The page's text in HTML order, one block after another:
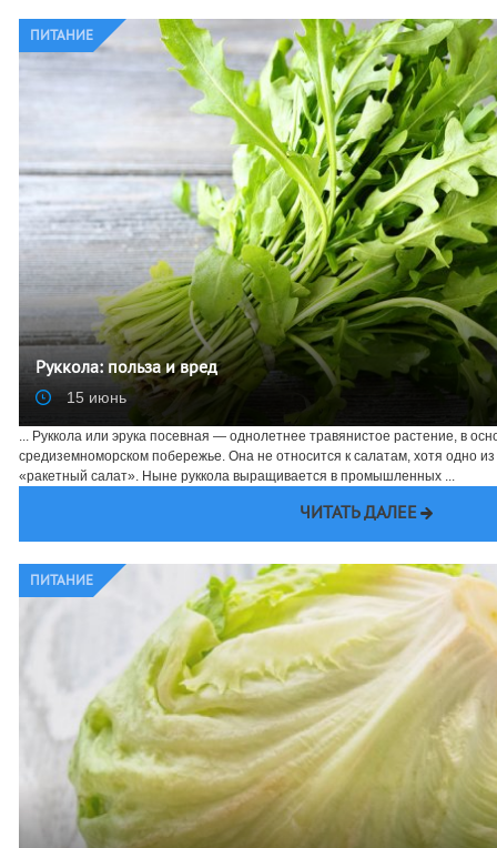
ПИТАНИЕ
Руккола: польза и вред
15 июнь
... Руккола или эрука посевная — однолетнее травянистое растение, в
средиземноморском побережье. Она не относится к салатам, хотя одно
«ракетный салат». Ныне руккола выращивается в промышленных ...
ЧИТАТЬ ДАЛЕЕ
ПИТАНИЕ